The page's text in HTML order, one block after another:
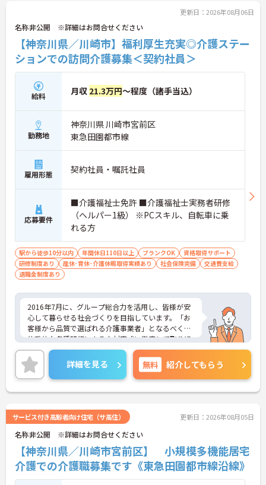
更新日：2026年08月06日
名称非公開 ※詳細はお問合せください
【神奈川県／川崎市】福利厚生充実◎介護ステー
ションでの訪問介護募集＜契約社員＞
給料 月収 21.3万円～程度（諸手当込）
勤務地
神奈川県 川崎市宮前区
東急田園都市線
雇用形態 契約社員・嘱託社員
応募要件
■介護福祉士免許 ■介護福祉士実務者研修
（ヘルパー1級） ※PCスキル、自転車に乗
れる方
駅から徒歩10分以内 年間休日110日以上 ブランクOK
資格取得サポート
研修制度あり
産休･育休･介護休暇取得実績あり 社会保険完備
交通費支給
退職金制度あり
2016年7月に、グループ総合力を活用し、皆様が安
心して暮らせる社会づくりを目指しています。「お
客様から品質で選ばれる介護事業者」となるべく、
体系的な各種研修による人材育成に徹底して取り組
むとともに、社内連携・コミュニケーションに努
め、チームケアの実践を通じてあらゆるサービスに
おいて常に一定レベル以上の介護サービスを提供し
て参りました。また他社とは違い施設を先に立てる
のではなく人材を確保してから施設を立てる形とな
す。ご興味を持たれた方は面接対策ポイントや求人
の詳細などお話しいたしますのでお気軽にお問い合
わせ下さい。
詳細を見る 無料 紹介してもらう
サービス付き高齢者向け住宅（サ高住） 更新日：2026年08月05日
名称非公開 ※詳細はお問合せください
【神奈川県／川崎市宮前区】 小規模多機能居宅
介護での介護職募集です《東急田園都市線沿線》